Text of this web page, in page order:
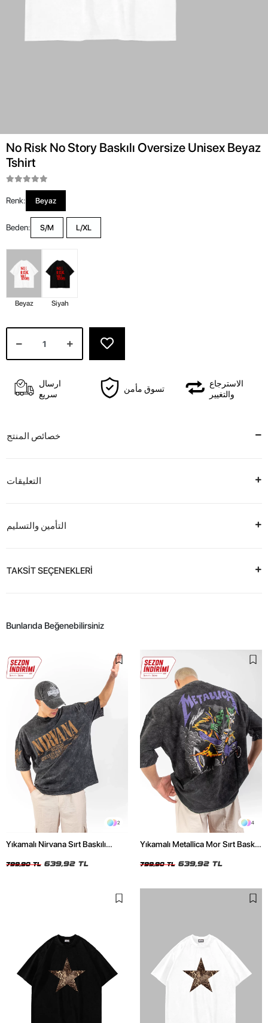
No Risk No Story Baskılı Oversize Unisex Beyaz
Tshirt
Renk: Beyaz
Beden: S/M L/XL
Beyaz Siyah
ارسال
سريع
تسوق مأمن
الاسترجاع
والتغيير
خصائص المنتج
التعليقات
التأمين والتسليم
TAKSİT SEÇENEKLERİ
Bunlarıda Beğenebilirsiniz
2
Yıkamalı Nirvana Sırt Baskılı
799,90 TL 639,92 TL
4
Yıkamalı Metallica Mor Sırt Baskılı
799,90 TL 639,92 TL